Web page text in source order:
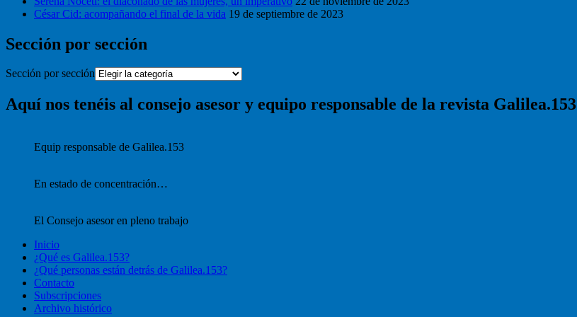
César Cid: acompañando el final de la vida 19 de septiembre de 2023
Sección por sección
Sección por sección
Aquí nos tenéis al consejo asesor y equipo responsable de la revista Galilea.153
Equip responsable de Galilea.153
En estado de concentración…
El Consejo asesor en pleno trabajo
Inicio
¿Qué es Galilea.153?
¿Qué personas están detrás de Galilea.153?
Contacto
Subscripciones
Archivo histórico